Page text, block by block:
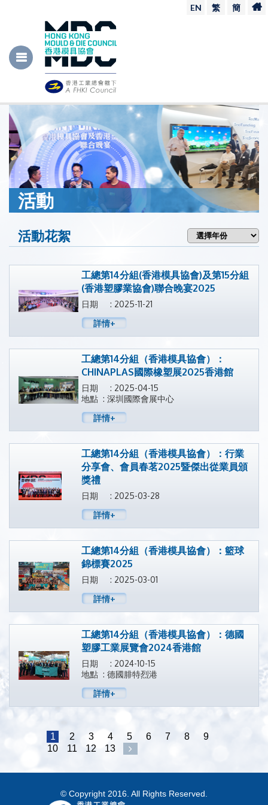
EN 繁 簡
活動
活動花絮
工總第14分組(香港模具協會)及第15分組
(香港塑膠業協會)聯合晚宴2025
日期 : 2025-11-21
詳情+
工總第14分組（香港模具協會）：
CHINAPLAS國際橡塑展2025香港館
日期 : 2025-04-15
地點 : 深圳國際會展中心
詳情+
工總第14分組（香港模具協會）：行業
分享會、會員春茗2025暨傑出從業員頒
獎禮
日期 : 2025-03-28
詳情+
工總第14分組（香港模具協會）：籃球
錦標賽2025
日期 : 2025-03-01
詳情+
工總第14分組（香港模具協會）：德國
塑膠工業展覽會2024香港館
日期 : 2024-10-15
地點 : 德國腓特烈港
詳情+
1 2 3 4 5 6 7 8
9
10
11 12 13
© Copyright 2016. All Rights Reserved.